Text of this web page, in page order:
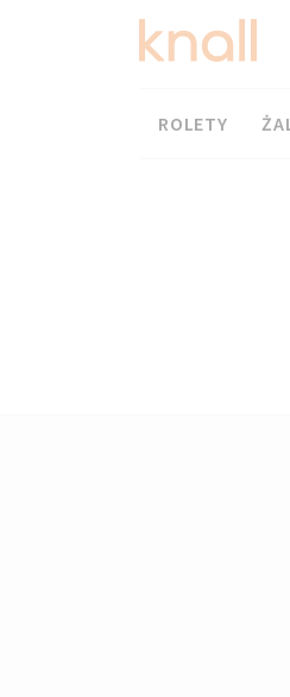
Menu
ROLETY